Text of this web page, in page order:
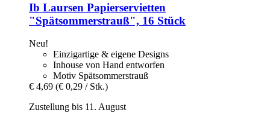
Ib Laursen Papierservietten
"Spätsommerstrauß", 16 Stück
Neu!
Einzigartige & eigene Designs
Inhouse von Hand entworfen
Motiv Spätsommerstrauß
€ 4,69 (€ 0,29 / Stk.)
Zustellung bis 11. August